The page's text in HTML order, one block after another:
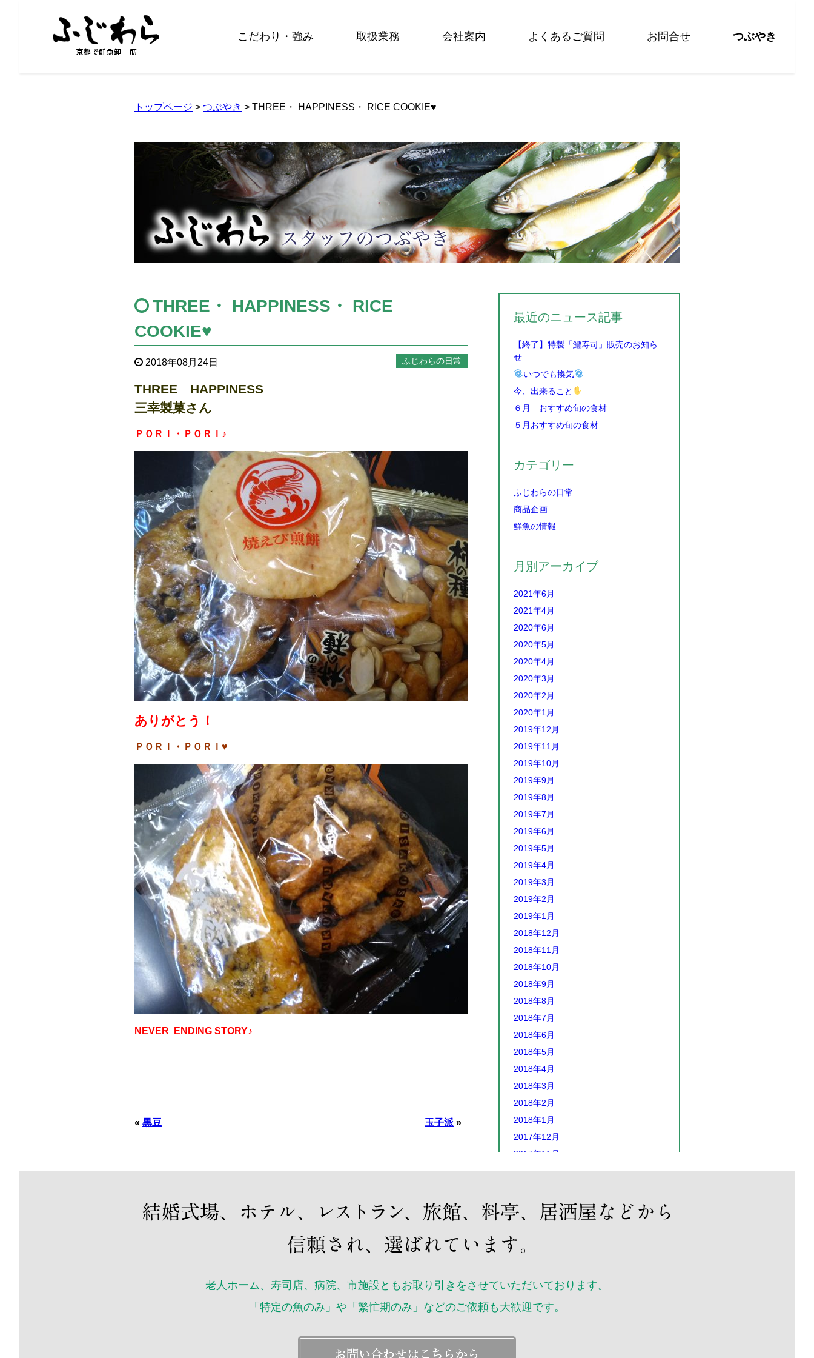
こだわり・強み 取扱業務 会社案内 よくあるご質問 お問合せ つぶやき
トップページ > つぶやき > THREE・ HAPPINESS・ RICE COOKIE♥
THREE・ HAPPINESS・ RICE
COOKIE♥
2018年08月24日 ふじわらの日常
THREE HAPPINESS
三幸製菓さん
ＰＯＲＩ・ＰＯＲＩ♪
ありがとう！
ＰＯＲＩ・ＰＯＲＩ♥
NEVER ENDING STORY♪
« 黒豆 玉子派 »
最近のニュース記事
【終了】特製「鱧寿司」販売のお知ら
せ
いつでも換気
今、出来ること
６月 おすすめ旬の食材
５月おすすめ旬の食材
カテゴリー
ふじわらの日常
商品企画
鮮魚の情報
月別アーカイブ
2021年6月
2021年4月
2020年6月
2020年5月
2020年4月
2020年3月
2020年2月
2020年1月
2019年12月
2019年11月
2019年10月
2019年9月
2019年8月
2019年7月
2019年6月
2019年5月
2019年4月
2019年3月
2019年2月
2019年1月
2018年12月
2018年11月
2018年10月
2018年9月
2018年8月
2018年7月
2018年6月
2018年5月
2018年4月
2018年3月
2018年2月
2018年1月
2017年12月
2017年11月
2017年10月
2017年8月
2017年7月
2017年6月
2017年5月
2017年3月
2017年2月
2016年12月
老人ホーム、寿司店、病院、市施設ともお取り引きをさせていただいております。
「特定の魚のみ」や「繁忙期のみ」などのご依頼も大歓迎です。